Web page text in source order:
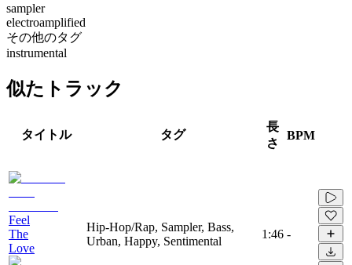
sampler
electroamplified
その他のタグ
instrumental
似たトラック
タイトル タグ
長
さ
BPM
Feel
The
Love
Hip-Hop/Rap, Sampler, Bass,
Urban, Happy, Sentimental
1:46 -